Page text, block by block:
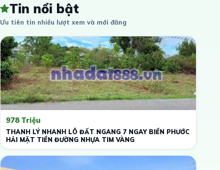
Tin nổi bật
Ưu tiên tin nhiều lượt xem và mới đăng
978 Triệu
THANH LÝ NHANH LÔ ĐẤT NGANG 7 NGAY BIỂN PHƯỚC
HẢI MẶT TIỀN ĐƯỜNG NHỰA TIM VÀNG